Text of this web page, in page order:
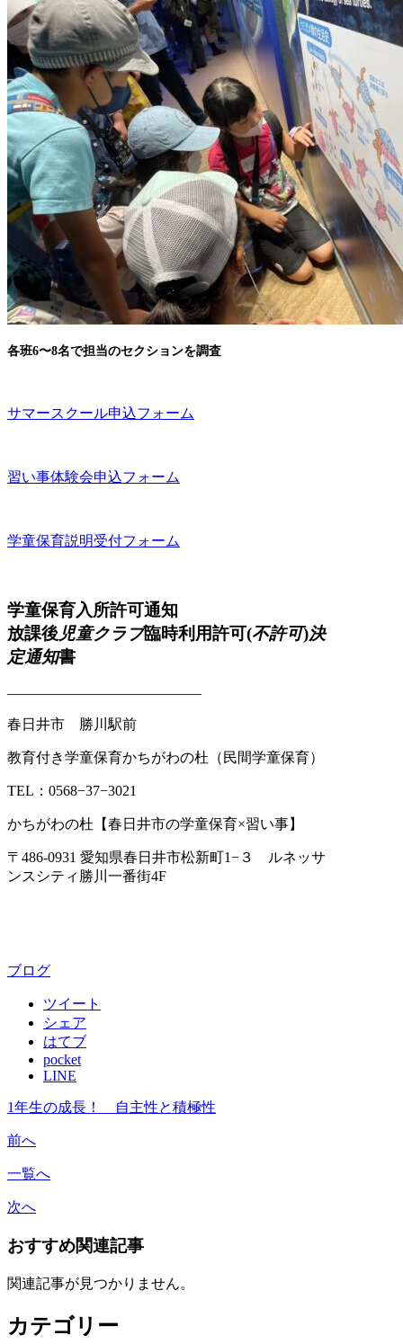
各班6〜8名で担当のセクションを調査
サマースクール申込フォーム
習い事体験会申込フォーム
学童保育説明受付フォーム
学童保育入所許可通知
放課後 児童クラブ臨時利用許可(不許可)決
定通知書
—————————————–
春日井市 勝川駅前
教育付き学童保育かちがわの杜（民間学童保育）
TEL：0568−37−3021
かちがわの杜【春日井市の学童保育×習い事】
〒486-0931 愛知県春日井市松新町1−３ ルネッサ
ンスシティ勝川一番街4F
ブログ
ツイート
シェア
はてブ
pocket
LINE
1年生の成長！ 自主性と積極性
前へ
一覧へ
次へ
おすすめ関連記事
関連記事が見つかりません。
カテゴリー